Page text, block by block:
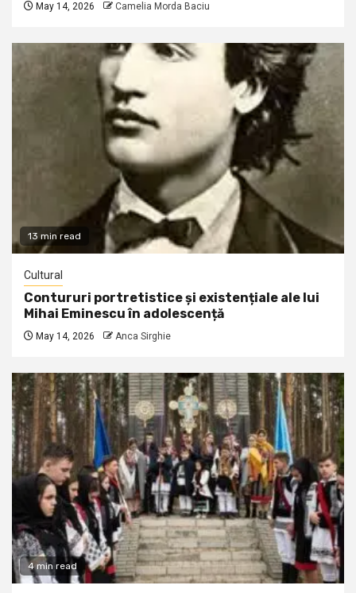
May 14, 2026 Camelia Morda Baciu
13 min read
Cultural
Contururi portretistice și existențiale ale lui
Mihai Eminescu în adolescență
May 14, 2026 Anca Sirghie
4 min read